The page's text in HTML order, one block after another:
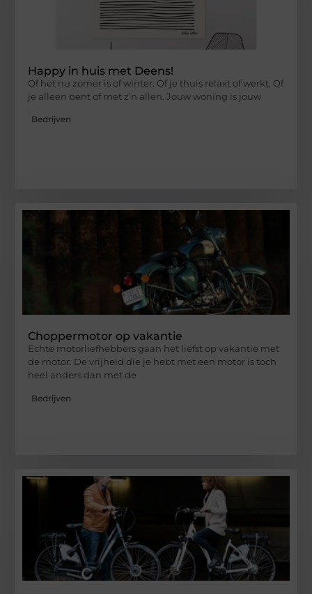
Happy in huis met Deens!
Of het nu zomer is of winter. Of je thuis relaxt of werkt. Of
je alleen bent of met z’n allen. Jouw woning is jouw
Bedrijven
Choppermotor op vakantie
Echte motorliefhebbers gaan het liefst op vakantie met
de motor. De vrijheid die je hebt met een motor is toch
heel anders dan met de
Bedrijven